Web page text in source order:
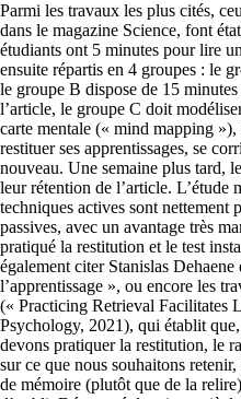
Parmi les travaux les plus cités,
dans le magazine Science, font
étudiants ont 5 minutes pour lire
ensuite répartis en 4 groupes : le
le groupe B dispose de 15
l’article, le groupe C doit
carte mentale (« mind mapping
restituer ses apprentissages, se
nouveau. Une semaine plus tard,
leur rétention de l’article. L’étude
techniques actives sont nettement
passives, avec un avantage très
pratiqué la restitution et le test
également citer Stanislas Dehaene
l’apprentissage », ou encore les
(« Practicing Retrieval Facilitates
Psychology, 2021), qui établit
devons pratiquer la restitution, le
sur ce que nous souhaitons
de mémoire (plutôt que de la